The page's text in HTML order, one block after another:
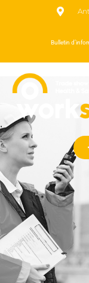
Bulletin